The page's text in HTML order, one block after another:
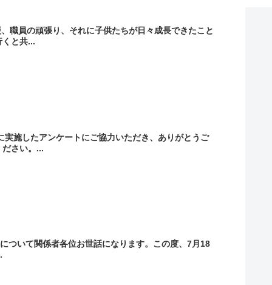
職員の頑張り、それに子供たちが日々成長できたこと
と共...
施したアンケートにご協力いただき、ありがとうご
さい。...
ついて関係者各位お世話になります。この度、7月18